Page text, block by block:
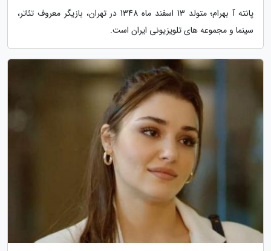
پانته آ بهرام؛ متولد 13 اسفند ماه 1348 در تهران، بازیگر معروف تئاتر،
سینما و مجموعه های تلویزیونی ایران است.